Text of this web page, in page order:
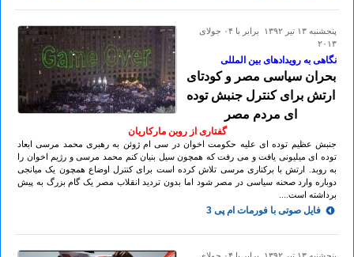
پنجشنبه ۱۳ تير ۱۳۹۲ برابر با ۰۴ جولای
۲۰۱۳
نگاهی به رویدادهای بین المللی
بحران سیاسی مصر و کودتای
ارتش برای کنترل جنبش توده
ای مردم مصر
گفتاری از روبن مارکاریان
جنبش عظیم توده ای علیه حکومت اخوان در سی ام ژوئن به رهبری محمد مرسی ابعاد
توده ای میلیونی یافت و می رفت که همچون سیل بنیان کنم محمد مرسی و رژیم اخوان را
به روبد. ارتش با برکناری مرسی تلاش کرده است برای کنترل اوضاع همچون یک میانجی
دوباره وارد صحنه سیاسی در مصر شود اما بدون تردید انقلاب مصر یک گام بزرگ به پیش
برداشته است....
فایل صوتی با فورمات ام پی 3